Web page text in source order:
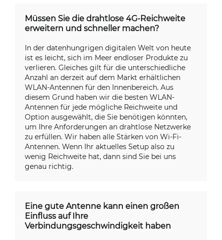
Müssen Sie die drahtlose 4G-Reichweite
erweitern und schneller machen?
In der datenhungrigen digitalen Welt von heute
ist es leicht, sich im Meer endloser Produkte zu
verlieren. Gleiches gilt für die unterschiedliche
Anzahl an derzeit auf dem Markt erhältlichen
WLAN-Antennen für den Innenbereich. Aus
diesem Grund haben wir die besten WLAN-
Antennen für jede mögliche Reichweite und
Option ausgewählt, die Sie benötigen könnten,
um Ihre Anforderungen an drahtlose Netzwerke
zu erfüllen. Wir haben alle Stärken von Wi-Fi-
Antennen. Wenn Ihr aktuelles Setup also zu
wenig Reichweite hat, dann sind Sie bei uns
genau richtig.
Eine gute Antenne kann einen großen
Einfluss auf Ihre
Verbindungsgeschwindigkeit haben